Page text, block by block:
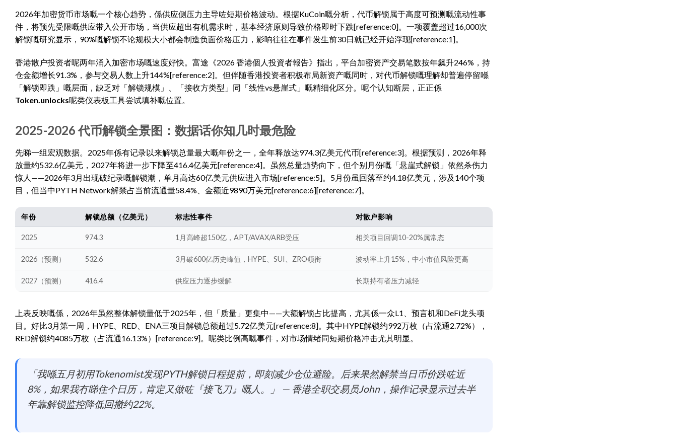
2026年加密货币市场嘅一个核心趋势，係供应侧压力主导咗短期价格波动。根据KuCoin嘅分析，代币解锁属于高度可预测嘅流动性事
件，将预先受限嘅供应带入公开市场，当供应超出有机需求时，基本经济原则导致价格即时下跌[reference:0]。一项覆盖超过16,000次
解锁嘅研究显示，90%嘅解锁不论规模大小都会制造负面价格压力，影响往往在事件发生前30日就已经开始浮现[reference:1]。
香港散户投资者呢两年涌入加密市场嘅速度好快。富途《2026 香港個人投資者報告》指出，平台加密资产交易笔数按年飙升246%，持
仓金额增长91.3%，参与交易人数上升144%[reference:2]。但伴随香港投资者积极布局新资产嘅同时，对代币解锁嘅理解却普遍停留喺
「解锁即跌」嘅层面，缺乏对「解锁规模」、「接收方类型」同「线性vs悬崖式」嘅精细化区分。呢个认知断层，正正係
Token.unlocks呢类仪表板工具尝试填补嘅位置。
2025-2026 代币解锁全景图：数据话你知几时最危险
先睇一组宏观数据。2025年係有记录以来解锁总量最大嘅年份之一，全年释放达974.3亿美元代币[reference:3]。根据预测，2026年释
放量约532.6亿美元，2027年将进一步下降至416.4亿美元[reference:4]。虽然总量趋势向下，但个别月份嘅「悬崖式解锁」依然杀伤力
惊人——2026年3月出现破纪录嘅解锁潮，单月高达60亿美元供应进入市场[reference:5]。5月份虽回落至约4.18亿美元，涉及140个项
目，但当中PYTH Network解禁占当前流通量58.4%、金额近9890万美元[reference:6][reference:7]。
年份 解锁总额（亿美元） 标志性事件 对散户影响
2025 974.3 1月高峰超150亿，APT/AVAX/ARB受压 相关项目回调10-20%属常态
2026（预测） 532.6 3月破600亿历史峰值，HYPE、SUI、ZRO领衔 波动率上升15%，中小市值风险更高
2027（预测） 416.4 供应压力逐步缓解 长期持有者压力减轻
上表反映嘅係，2026年虽然整体解锁量低于2025年，但「质量」更集中——大额解锁占比提高，尤其係一众L1、预言机和DeFi龙头项
目。好比3月第一周，HYPE、RED、ENA三项目解锁总额超过5.72亿美元[reference:8]。其中HYPE解锁约992万枚（占流通2.72%），
RED解锁约4085万枚（占流通16.13%）[reference:9]。呢类比例高嘅事件，对市场情绪同短期价格冲击尤其明显。
「我喺五月初用Tokenomist发现PYTH解锁日程提前，即刻减少仓位避险。后来果然解禁当日币价跌咗近
8%，如果我冇睇住个日历，肯定又做咗『接飞刀』嘅人。」 — 香港全职交易员John，操作记录显示过去半
年靠解锁监控降低回撤约22%。